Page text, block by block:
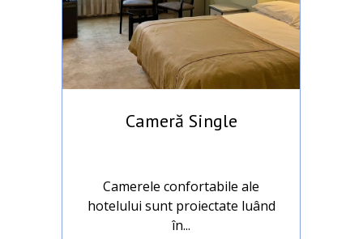
Cameră Single
Camerele confortabile ale
hotelului sunt proiectate luând
în...